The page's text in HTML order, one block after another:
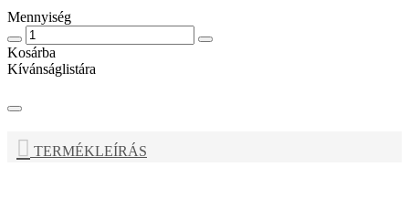
Mennyiség
Kosárba
Kívánságlistára
TERMÉKLEÍRÁS